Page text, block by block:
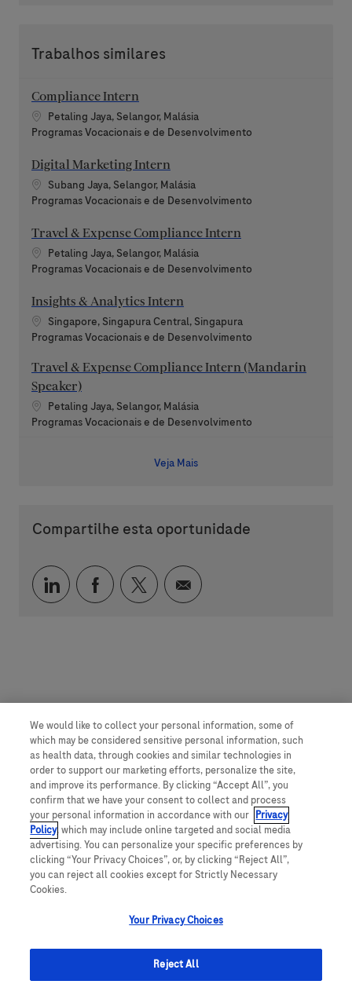
Trabalhos similares
Compliance Intern
Localização
Petaling Jaya, Selangor, Malásia
Categoria
Programas Vocacionais e de Desenvolvimento
Digital Marketing Intern
Localização
Subang Jaya, Selangor, Malásia
Categoria
Programas Vocacionais e de Desenvolvimento
Travel & Expense Compliance Intern
Localização
Petaling Jaya, Selangor, Malásia
Categoria
Programas Vocacionais e de Desenvolvimento
Insights & Analytics Intern
Localização
Singapore, Singapura Central, Singapura
Categoria
Programas Vocacionais e de Desenvolvimento
Travel & Expense Compliance Intern (Mandarin
Speaker)
Localização
Petaling Jaya, Selangor, Malásia
Categoria
Programas Vocacionais e de Desenvolvimento
Veja Mais
Compartilhe esta oportunidade
Compartilhar via LinkedIn
Compartilhar via Facebook
Compartilhar via twitter
Compartilhar via e-
We would like to collect your personal information, some of
which may be considered sensitive personal information, such
as health data, through cookies and similar technologies in
order to support our marketing efforts, personalize the site,
and improve its performance. By clicking “Accept All”, you
confirm that we have your consent to collect and process
your personal information in accordance with our Privacy
Policy, which may include online targeted and social media
advertising. You can personalize your specific preferences by
clicking “Your Privacy Choices”, or, by clicking “Reject All”,
you can reject all cookies except for Strictly Necessary
Cookies.
Your Privacy Choices
Reject All